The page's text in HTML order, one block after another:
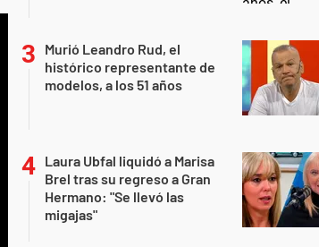
Murió Leandro Rud, el
histórico representante de
modelos, a los 51 años
Laura Ubfal liquidó a Marisa
Brel tras su regreso a Gran
Hermano: "Se llevó las
migajas"